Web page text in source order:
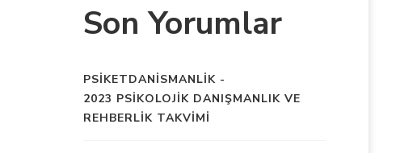
Son Yorumlar
PSIKETDANISMANLIK-
2023 PSİKOLOJİK DANIŞMANLIK VE
REHBERLİK TAKVİMİ